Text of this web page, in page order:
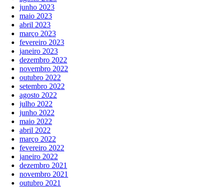
junho 2023
maio 2023
abril 2023
março 2023
fevereiro 2023
janeiro 2023
dezembro 2022
novembro 2022
outubro 2022
setembro 2022
agosto 2022
julho 2022
junho 2022
maio 2022
abril 2022
março 2022
fevereiro 2022
janeiro 2022
dezembro 2021
novembro 2021
outubro 2021